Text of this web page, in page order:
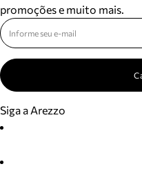
promoções e muito mais.
Siga a Arezzo